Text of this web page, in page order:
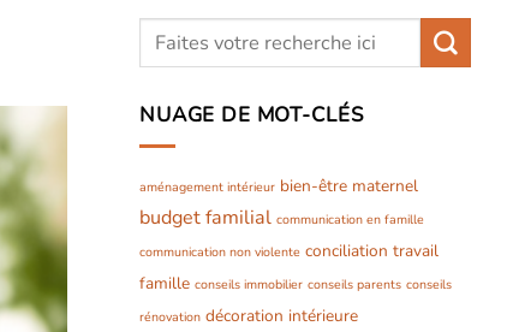
NUAGE DE MOT-CLÉS
aménagement intérieur bien-être maternel
budget familial communication en famille
communication non violente conciliation travail
famille conseils immobilier conseils parents conseils
rénovation décoration intérieure